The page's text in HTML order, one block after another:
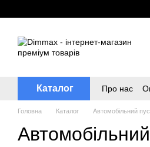
Каталог Про нас
Головна Каталог Автомобільний